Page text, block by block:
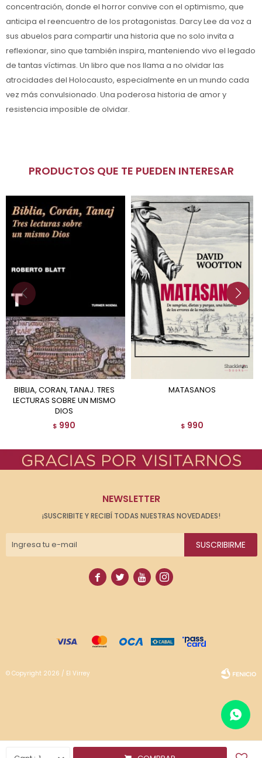
concentración, donde el horror convive con el optimismo, que
anticipa el reencuentro de los protagonistas. Darcy Lee da voz a
sus abuelos para compartir una historia que no solo invita a
reflexionar, sino que también inspira, manteniendo vivo el legado
de tantas víctimas. Un libro que nos llama a no olvidar las
atrocidades del Holocausto, especialmente en un mundo cada
vez más convulsionado. Una poderosa historia de amor y
resistencia imposible de olvidar.
PRODUCTOS QUE TE PUEDEN INTERESAR
BIBLIA, CORAN, TANAJ. TRES
LECTURAS SOBRE UN MISMO
DIOS
$ 990
MATASANOS
$ 990
NEWSLETTER
¡SUSCRIBITE Y RECIBÍ TODAS NUESTRAS NOVEDADES!
SUSCRIBIRME
   
© Copyright 2026 / El Virrey
Fenicio